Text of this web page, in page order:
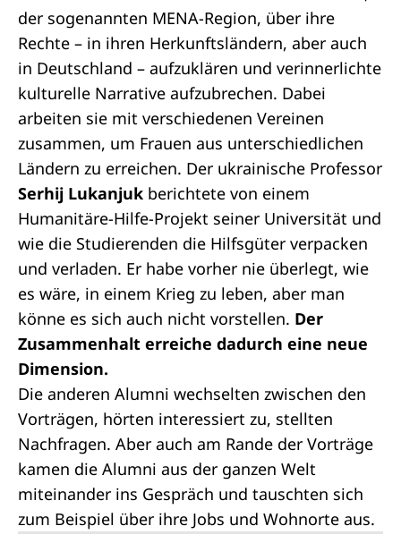
der sogenannten MENA-Region, über ihre
Rechte – in ihren Herkunftsländern, aber auch
in Deutschland – aufzuklären und verinnerlichte
kulturelle Narrative aufzubrechen. Dabei
arbeiten sie mit verschiedenen Vereinen
zusammen, um Frauen aus unterschiedlichen
Ländern zu erreichen. Der ukrainische Professor
Serhij Lukanjuk berichtete von einem
Humanitäre-Hilfe-Projekt seiner Universität und
wie die Studierenden die Hilfsgüter verpacken
und verladen. Er habe vorher nie überlegt, wie
es wäre, in einem Krieg zu leben, aber man
könne es sich auch nicht vorstellen. Der
Zusammenhalt erreiche dadurch eine neue
Dimension.
Die anderen Alumni wechselten zwischen den
Vorträgen, hörten interessiert zu, stellten
Nachfragen. Aber auch am Rande der Vorträge
kamen die Alumni aus der ganzen Welt
miteinander ins Gespräch und tauschten sich
zum Beispiel über ihre Jobs und Wohnorte aus.